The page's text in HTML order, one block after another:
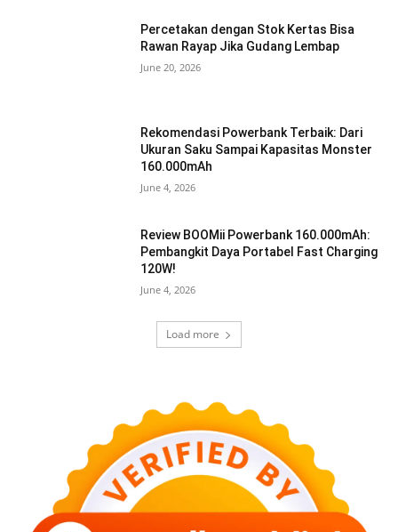
Percetakan dengan Stok Kertas Bisa
Rawan Rayap Jika Gudang Lembap
June 20, 2026
Rekomendasi Powerbank Terbaik: Dari
Ukuran Saku Sampai Kapasitas Monster
160.000mAh
June 4, 2026
Review BOOMii Powerbank 160.000mAh:
Pembangkit Daya Portabel Fast Charging
120W!
June 4, 2026
Load more